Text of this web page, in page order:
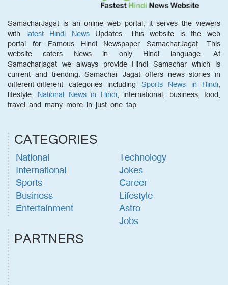
SamacharJagat is an online web portal; it serves the viewers
with latest Hindi NewsUpdates. This website is the web
portal for Famous Hindi Newspaper SamacharJagat. This
website caters News in only Hindi language. At
Samacharjagat we always provide Hindi Samachar which is
current and trending. Samachar Jagat offers news stories in
different-different categories including Sports News in Hindi,
lifestyle, National News in Hindi, international, business, food,
travel and many more in just one tap.
CATEGORIES
National
International
Sports
Business
Entertainment
Technology
Jokes
Career
Lifestyle
Astro
Jobs
PARTNERS